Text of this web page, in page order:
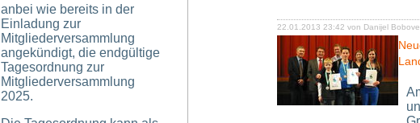
anbei wie bereits in der
Einladung zur
Mitgliederversammlung
angekündigt, die endgültige
Tagesordnung zur
Mitgliederversammlung
2025.
"Spiel
ohne
Grenzen"
für
22.01.2013 23:42 von Danijel